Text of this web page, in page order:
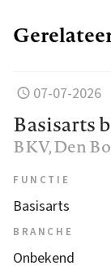
07-07-2026
Basisarts
BKV, Den
FUNCTIE
Basisarts
BRANCHE
Onbekend